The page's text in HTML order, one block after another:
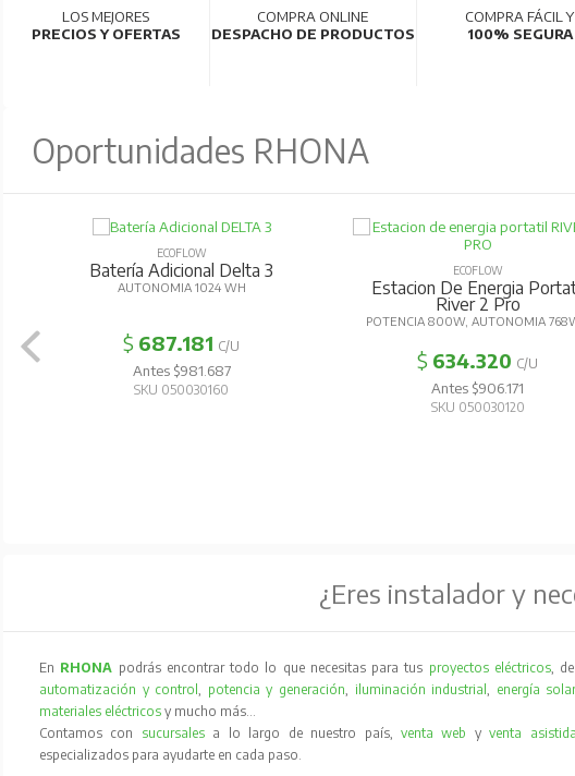
LOS MEJORES
PRECIOS Y OFERTAS
COMPRA ONLINE
DESPACHO DE PRODUCTOS
COMPRA FÁCIL Y
100% SEGURA
Oportunidades RHONA
ECOFLOW
Batería Adicional Delta 3
AUTONOMIA 1024 WH
$ 687.181 C/U
Antes $981.687
SKU 050030160
ECOFLOW
Estacion De Energia
River 2 Pro
POTENCIA 800W, AUTONOMIA
$ 634.320 C/U
Antes $906.171
SKU 050030120
¿Eres instalador y
En RHONA podrás encontrar todo lo que necesitas para tus proyectos eléctricos,
automatización y control, potencia y generación, iluminación industrial, energía
materiales eléctricos y mucho más…
Contamos con sucursales a lo largo de nuestro país, venta web yventa asistida
especializados para ayudarte en cada paso.